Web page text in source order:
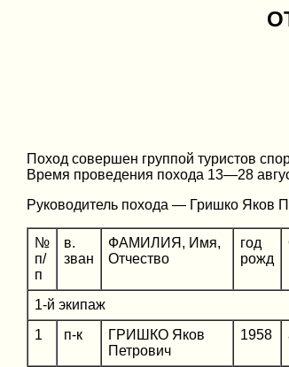
Поход совершен группой туристов
Время проведения похода 13—28
Руководитель похода — Гришко Яков
№
п/
п
в.
зван
ФАМИЛИЯ, Имя,
Отчество
год
рожд
1-й экипаж
1
п-к
ГРИШКО Яков
Петрович
1958